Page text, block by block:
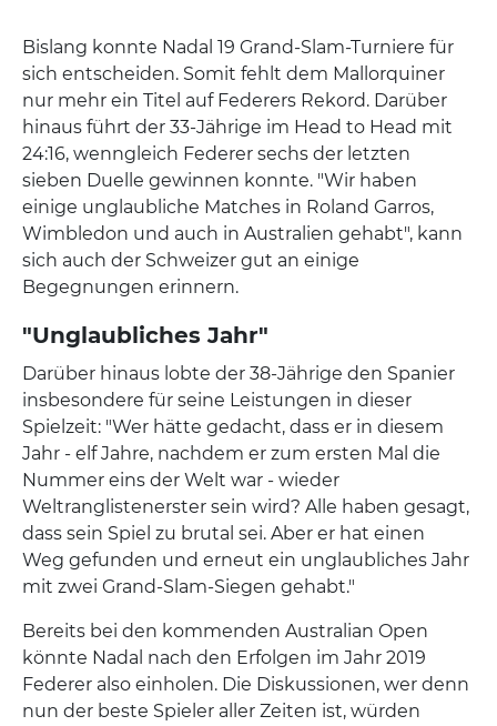
Bislang konnte Nadal 19 Grand-Slam-Turniere für
sich entscheiden. Somit fehlt dem Mallorquiner
nur mehr ein Titel auf Federers Rekord. Darüber
hinaus führt der 33-Jährige im Head to Head mit
24:16, wenngleich Federer sechs der letzten
sieben Duelle gewinnen konnte. "Wir haben
einige unglaubliche Matches in Roland Garros,
Wimbledon und auch in Australien gehabt", kann
sich auch der Schweizer gut an einige
Begegnungen erinnern.
"Unglaubliches Jahr"
Darüber hinaus lobte der 38-Jährige den Spanier
insbesondere für seine Leistungen in dieser
Spielzeit: "Wer hätte gedacht, dass er in diesem
Jahr - elf Jahre, nachdem er zum ersten Mal die
Nummer eins der Welt war - wieder
Weltranglistenerster sein wird? Alle haben gesagt,
dass sein Spiel zu brutal sei. Aber er hat einen
Weg gefunden und erneut ein unglaubliches Jahr
mit zwei Grand-Slam-Siegen gehabt."
Bereits bei den kommenden Australian Open
könnte Nadal nach den Erfolgen im Jahr 2019
Federer also einholen. Die Diskussionen, wer denn
nun der beste Spieler aller Zeiten ist, würden